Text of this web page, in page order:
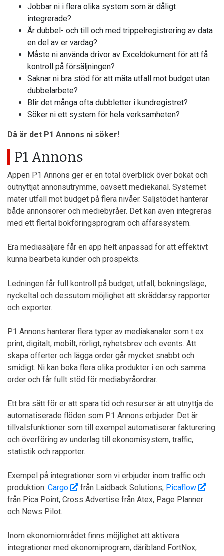
Jobbar ni i flera olika system som är dåligt
integrerade?
Är dubbel- och till och med trippelregistrering av data
en del av er vardag?
Måste ni använda drivor av Exceldokument för att få
kontroll på försäljningen?
Saknar ni bra stöd för att mäta utfall mot budget utan
dubbelarbete?
Blir det många ofta dubbletter i kundregistret?
Söker ni ett system för hela verksamheten?
Då är det P1 Annons ni söker!
P1 Annons
Appen P1 Annons ger er en total överblick över bokat och
outnyttjat annonsutrymme, oavsett mediekanal. Systemet
mäter utfall mot budget på flera nivåer. Säljstödet hanterar
både annonsörer och mediebyråer. Det kan även integreras
med ett flertal bokföringsprogram och affärssystem.
Era mediasäljare får en app helt anpassad för att effektivt
kunna bearbeta kunder och prospekts.
Ledningen får full kontroll på budget, utfall, bokningsläge,
nyckeltal och dessutom möjlighet att skräddarsy rapporter
och exporter.
P1 Annons hanterar flera typer av mediakanaler som t ex
print, digitalt, mobilt, rörligt, nyhetsbrev och events. Att
skapa offerter och lägga order går mycket snabbt och
smidigt. Ni kan boka flera olika produkter i en och samma
order och får fullt stöd för mediabyråordrar.
Ett bra sätt för er att spara tid och resurser är att utnyttja de
automatiserade flöden som P1 Annons erbjuder. Det är
tillvalsfunktioner som till exempel automatiserar fakturering
och överföring av underlag till ekonomisystem, traffic,
statistik och rapporter.
Exempel på integrationer som vi erbjuder inom traffic och
produktion: Cargo från Laidback Solutions, Picaflow
från Pica Point, Cross Advertise från Atex, Page Planner
och News Pilot.
Inom ekonomiområdet finns möjlighet att aktivera
integrationer med ekonomiprogram, däribland FortNox,